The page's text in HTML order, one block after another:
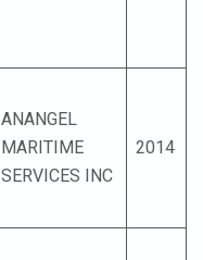
ANANGEL
MARITIME
SERVICES INC
2014